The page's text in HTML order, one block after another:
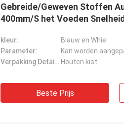
Gebreide/Geweven Stoffen
400mm/S het Voeden Snelheid
kleur:
Blauw en Whie
Parameter:
Kan worden
Verpakking Details: Houten kist
Beste Prijs